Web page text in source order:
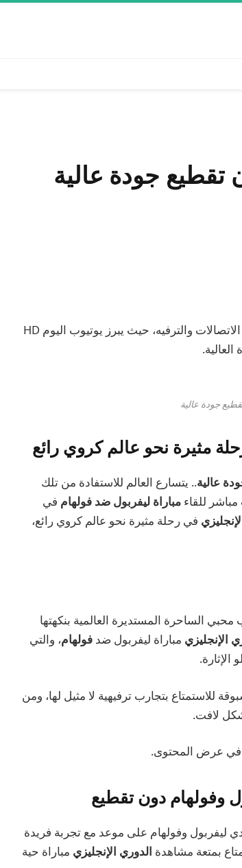
تقطيع جودة عالية
في عصر اليوم، يشهد العالم تحولًا ثوريًا في مجال تكنولوجيا الاتصالات والترفيه، حيث يبرز يوتيوب اليوم HD
جودة عالية
مثيرة نحو عالم كروي رائع
عالية.. يتسارع العالم للاستفادة من تلك
للقاء مباراة ليفربول ضد فولهام في
في رحلة مثيرة نحو عالم كروي رائع،
محبي الساحرة المستديرة العالمية بنكهتها
الإنجليزي مباراة ليفربول ضد فولهام، والتي
للاستمتاع بتجارب ترفيهية لا مثيل لها، ومن
لافت.
وفولهام دون تقطيع
ليفربول وفولهام على موعد مع تجربة فريدة
الدوري الإنجليزي مباراة حية